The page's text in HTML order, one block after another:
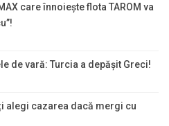
care înnoiește flota TAROM va
de vară: Turcia a depășit Greci!
alegi cazarea dacă mergi cu